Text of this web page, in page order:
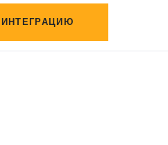
ИНТЕГРАЦИЮ